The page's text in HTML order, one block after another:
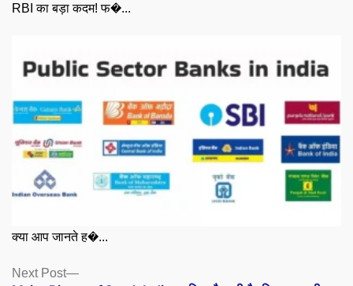
RBI का बड़ा कदम! फ�...
क्या आप जानते ह�...
Posts
Next Post
Next